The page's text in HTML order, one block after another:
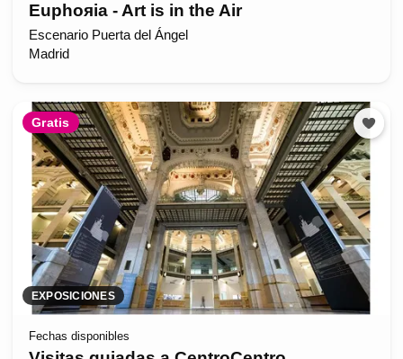
Euphoяia - Art is in the Air
Escenario Puerta del Ángel
Madrid
Gratis
EXPOSICIONES
Fechas disponibles